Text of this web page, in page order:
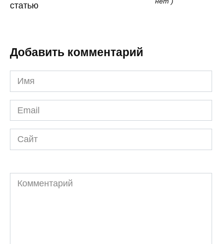
статью
Добавить комментарий
Имя
*
Email
*
Сайт
Комментарий